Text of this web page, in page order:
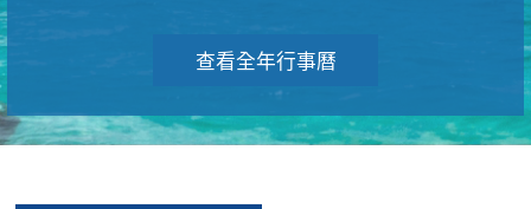
查看全年行事曆